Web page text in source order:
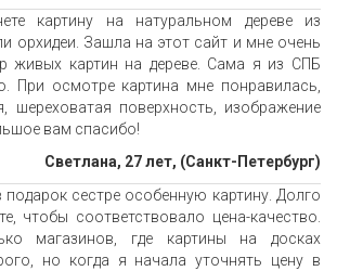
картину на натуральном дереве из
орхидеи. Зашла на этот сайт и мне очень
живых картин на дереве. Сама я из СПБ
При осмотре картина мне понравилась,
шереховатая поверхность, изображение
вам спасибо!
Светлана, 27 лет, (Санкт-Петербург)
подарок сестре особенную картину. Долго
чтобы соответствовало цена-качество.
магазинов, где картины на досках
но когда я начала уточнять цену в